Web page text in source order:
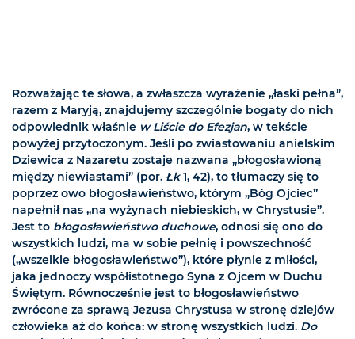
Rozważając te słowa, a zwłaszcza wyrażenie „łaski pełna”,
razem z Maryją, znajdujemy szczególnie bogaty do nich
odpowiednik właśnie w Liście do Efezjan, w tekście
powyżej przytoczonym. Jeśli po zwiastowaniu anielskim
Dziewica z Nazaretu zostaje nazwana „błogosławioną
między niewiastami” (por. Łk1, 42), to tłumaczy się to
poprzez owo błogosławieństwo, którym „Bóg Ojciec”
napełnił nas „na wyżynach niebieskich, w Chrystusie”.
Jest to błogosławieństwo duchowe, odnosi się ono do
wszystkich ludzi, ma w sobie pełnię i powszechność
(„wszelkie błogosławieństwo”), które płynie z miłości,
jaka jednoczy współistotnego Syna z Ojcem w Duchu
Świętym. Równocześnie jest to błogosławieństwo
zwrócone za sprawą Jezusa Chrystusa w stronę dziejów
człowieka aż do końca: w stronę wszystkich ludzi. Do